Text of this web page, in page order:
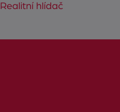
Realitní hlídač